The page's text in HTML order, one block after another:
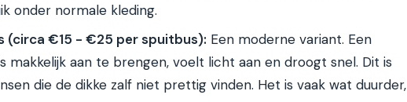
onder normale kleding.
(circa €15 - €25 per spuitbus): Een moderne variant. Een
makkelijk aan te brengen, voelt licht aan en droogt snel. Dit is
die de dikke zalf niet prettig vinden. Het is vaak wat duurder,